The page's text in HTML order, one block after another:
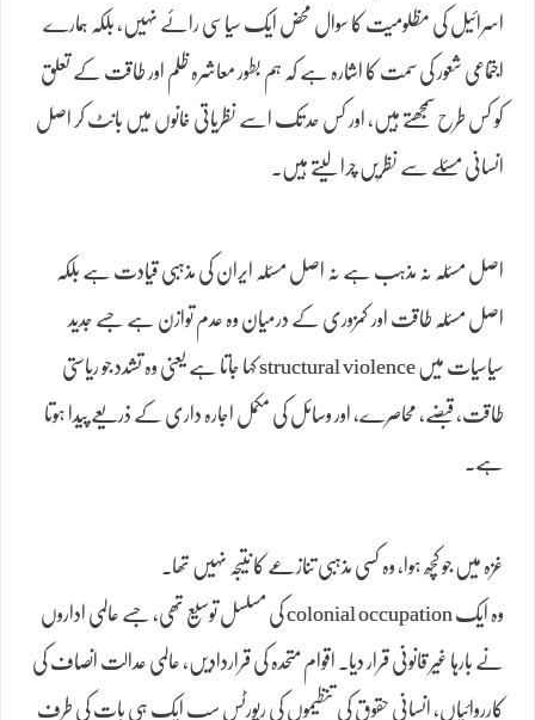
اسرائیل کی مظلومیت کا سوال محض ایک سیاسی رائے نہیں، بلکہ ہمارے
اجتماعی شعور کی سمت کا اشارہ ہے کہ ہم بطور معاشرہ ظلم اور طاقت کے تعلق
کو کس طرح سمجھتے ہیں، اور کس حد تک اسے نظریاتی خانوں میں بانٹ کر اصل
انسانی مسئلے سے نظریں چرا لیتے ہیں۔
اصل مسئلہ نہ مذہب ہے نہ اصل مسئلہ ایران کی مذہبی قیادت ہے بلکہ
اصل مسئلہ طاقت اور کمزوری کے درمیان وہ عدم توازن ہے جسے جدید
سیاسیات میں structural violence کہا جاتا ہے یعنی وہ تشدد جو ریاستی
طاقت، قبضے، محاصرے، اور وسائل کی مکمل اجارہ داری کے ذریعے پیدا ہوتا
ہے۔
غزہ میں جو کچھ ہوا، وہ کسی مذہبی تنازعے کا نتیجہ نہیں تھا۔
وہ ایک colonial occupation کی مسلسل توسیع تھی، جسے عالمی اداروں
نے بارہا غیر قانونی قرار دیا۔ اقوام متحدہ کی قراردادیں، عالمی عدالت انصاف کی
کارروائیاں، انسانی حقوق کی تنظیموں کی رپورٹس سب ایک ہی بات کی طرف